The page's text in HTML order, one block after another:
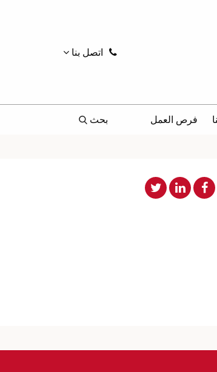
اتصل بنا
فرص العمل بحث